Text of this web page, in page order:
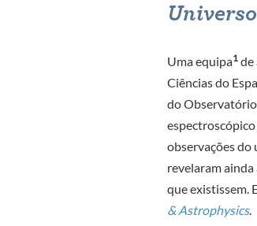
Uma equipa1 de
Ciências do
do
espectroscópico
observações do
revelaram ainda
que existissem.
& Astrophysics.